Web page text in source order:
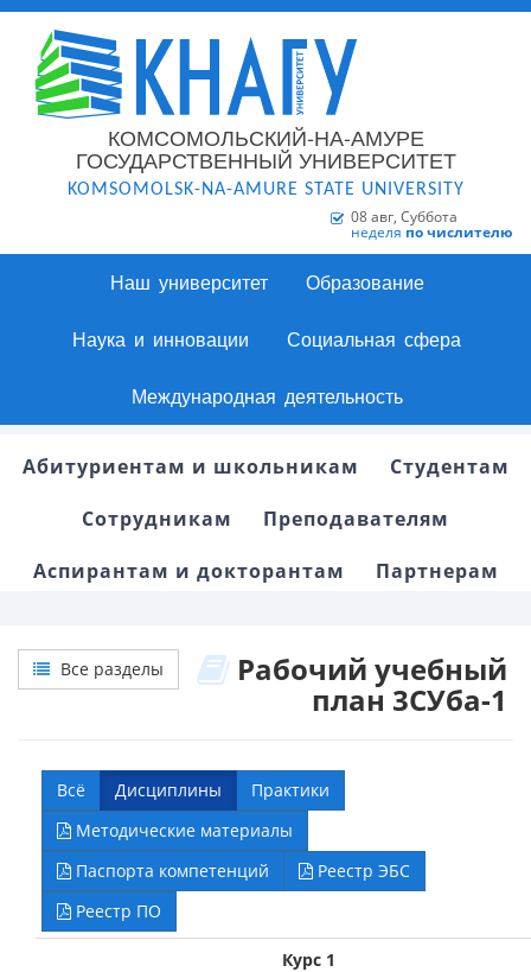
КОМСОМОЛЬСКИЙ-НА-АМУРЕ
ГОСУДАРСТВЕННЫЙ УНИВЕРСИТЕТ
KOMSOMOLSK-NA-AMURE STATE UNIVERSITY
08 авг, Суббота
неделя по числителю
Наш университет Образование
Наука и инновации Социальная сфера
Международная деятельность
Абитуриентам и школьникам
Студентам
Сотрудникам
Преподавателям
Аспирантам и докторантам
Партнерам
Все разделы Рабочий учебный
план 3СУба-1
Всё Дисциплины
Практики
Методические материалы
Паспорта компетенций
Реестр ЭБС
Реестр ПО
Курс 1